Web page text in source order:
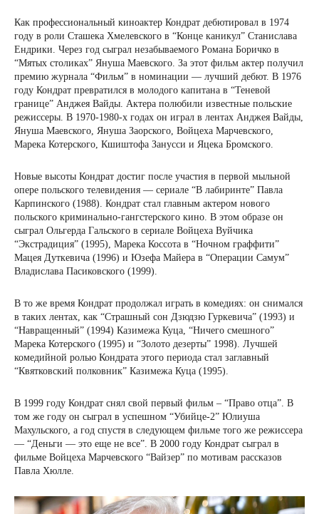
Как профессиональный киноактер Кондрат дебютировал в 1974
году в роли Сташека Хмелевского в “Конце каникул” Станислава
Ендрики. Через год сыграл незабываемого Романа Боричко в
“Мятых столиках” Януша Маевского. За этот фильм актер получил
премию журнала “Фильм” в номинации — лучший дебют. В 1976
году Кондрат превратился в молодого капитана в “Теневой
границе” Анджея Вайды. Актера полюбили известные польские
режиссеры. В 1970-1980-х годах он играл в лентах Анджея Вайды,
Януша Маевского, Януша Заорского, Войцеха Марчевского,
Марека Котерского, Кшиштофа Занусси и Яцека Бромского.
Новые высоты Кондрат достиг после участия в первой мыльной
опере польского телевидения — сериале “В лабиринте” Павла
Карпинского (1988). Кондрат стал главным актером нового
польского криминально-гангстерского кино. В этом образе он
сыграл Ольгерда Гальского в сериале Войцеха Вуйчика
“Экстрадиция” (1995), Марека Коссота в “Ночном граффити”
Мацея Дуткевича (1996) и Юзефа Майера в “Операции Самум”
Владислава Пасиковского (1999).
В то же время Кондрат продолжал играть в комедиях: он снимался
в таких лентах, как “Страшный сон Дзюдзю Гуркевича” (1993) и
“Навращенный” (1994) Казимежа Куца, “Ничего смешного”
Марека Котерского (1995) и “Золото дезерты” 1998). Лучшей
комедийной ролью Кондрата этого периода стал заглавный
“Квятковский полковник” Казимежа Куца (1995).
В 1999 году Кондрат снял свой первый фильм – “Право отца”. В
том же году он сыграл в успешном “Убийце-2” Юлиуша
Махульского, а год спустя в следующем фильме того же режиссера
— “Деньги — это еще не все”. В 2000 году Кондрат сыграл в
фильме Войцеха Марчевского “Вайзер” по мотивам рассказов
Павла Хюлле.